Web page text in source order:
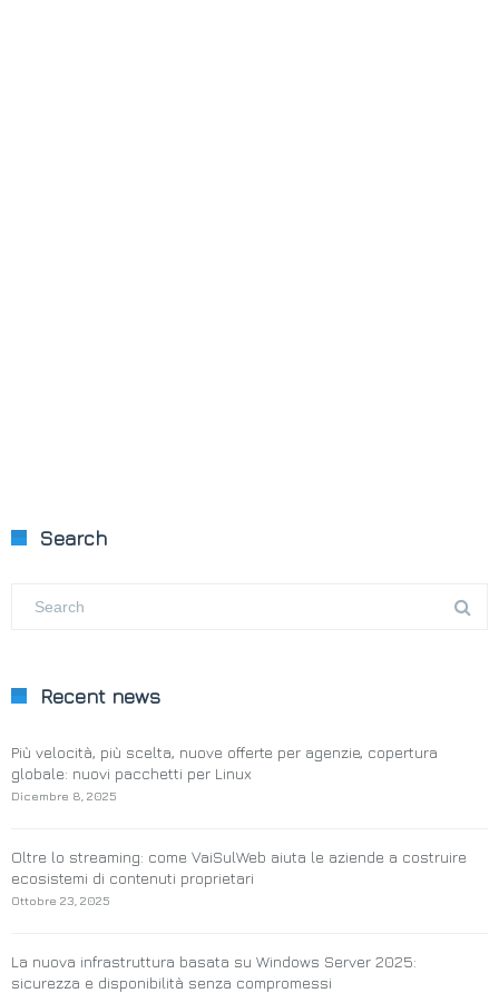
Search
Recent news
Più velocità, più scelta, nuove offerte per agenzie, copertura
globale: nuovi pacchetti per Linux
Dicembre 8, 2025
Oltre lo streaming: come VaiSulWeb aiuta le aziende a costruire
ecosistemi di contenuti proprietari
Ottobre 23, 2025
La nuova infrastruttura basata su Windows Server 2025:
sicurezza e disponibilità senza compromessi